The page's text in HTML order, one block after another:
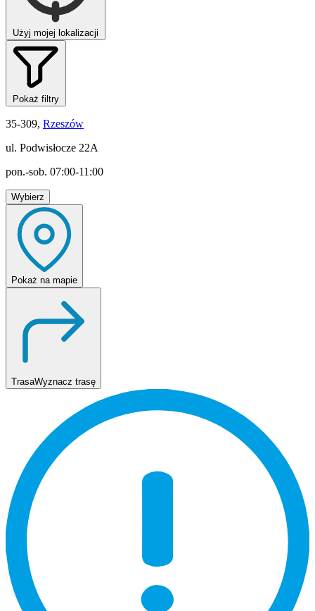
Użyj mojej lokalizacji
Pokaż filtry
35-309, Rzeszów
ul. Podwisłocze 22A
pon.-sob. 07:00-11:00
Wybierz
Pokaż na mapie
TrasaWyznacz trasę